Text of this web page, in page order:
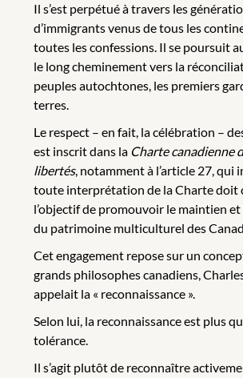
Il s’est perpétué à travers les
d’immigrants venus de tous les
toutes les confessions. Il se poursuit
le long cheminement vers la
peuples autochtones, les premiers
terres.
Le respect – en fait, la célébration –
est inscrit dans la Charte canadienne
libertés, notamment à l’article 27, qui
toute interprétation de la Charte doit
l’objectif de promouvoir le maintien
du patrimoine multiculturel des
Cet engagement repose sur un
grands philosophes canadiens,
appelait la « reconnaissance ».
Selon lui, la reconnaissance est plus
tolérance.
Il s’agit plutôt de reconnaître